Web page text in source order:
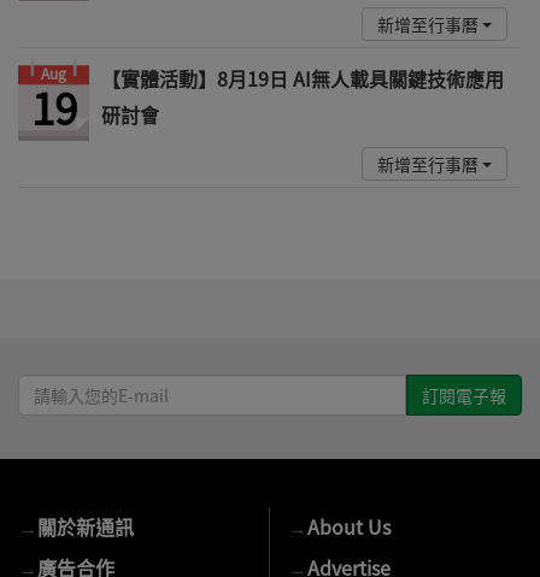
新增至行事曆
Aug
19
【實體活動】8月19日 AI無人載具關鍵技術應用
研討會
新增至行事曆
請
輸
E-
mail
→關於新通訊
→廣告合作
→About Us
→Advertise